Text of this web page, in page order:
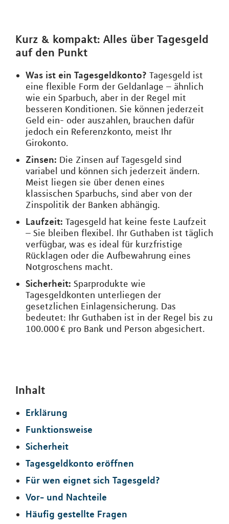
Kurz & kompakt: Alles über Tagesgeld
auf den Punkt
Was ist ein Tagesgeldkonto? Tagesgeld ist
eine flexible Form der Geldanlage – ähnlich
wie ein Sparbuch, aber in der Regel mit
besseren Konditionen. Sie können jederzeit
Geld ein- oder auszahlen, brauchen dafür
jedoch ein Referenzkonto, meist Ihr
Girokonto.
Zinsen: Die Zinsen auf Tagesgeld sind
variabel und können sich jederzeit ändern.
Meist liegen sie über denen eines
klassischen Sparbuchs, sind aber von der
Zinspolitik der Banken abhängig.
Laufzeit: Tagesgeld hat keine feste Laufzeit
– Sie bleiben flexibel. Ihr Guthaben ist täglich
verfügbar, was es ideal für kurzfristige
Rücklagen oder die Aufbewahrung eines
Notgroschens macht.
Sicherheit: Sparprodukte wie
Tagesgeldkonten unterliegen der
gesetzlichen Einlagensicherung. Das
bedeutet: Ihr Guthaben ist in der Regel bis zu
100.000 € pro Bank und Person abgesichert.
Inhalt
Erklärung
Funktionsweise
Sicherheit
Tagesgeldkonto eröffnen
Für wen eignet sich Tagesgeld?
Vor- und Nachteile
Häufig gestellte Fragen